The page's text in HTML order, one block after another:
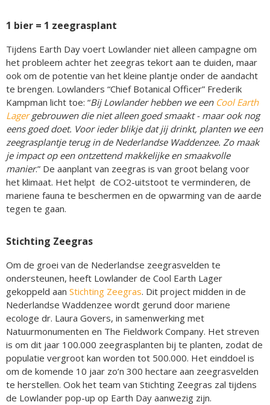
1 bier = 1 zeegrasplant
Tijdens Earth Day voert Lowlander niet alleen campagne om
het probleem achter het zeegras tekort aan te duiden, maar
ook om de potentie van het kleine plantje onder de aandacht
te brengen. Lowlanders “Chief Botanical Officer” Frederik
Kampman licht toe: “Bij Lowlander hebben we een Cool Earth
Lagergebrouwen die niet alleen goed smaakt - maar ook nog
eens goed doet. Voor ieder blikje dat jij drinkt, planten we een
zeegrasplantje terug in de Nederlandse Waddenzee. Zo maak
je impact op een ontzettend makkelijke en smaakvolle
manier.” De aanplant van zeegras is van groot belang voor
het klimaat. Het helpt de CO2-uitstoot te verminderen, de
mariene fauna te beschermen en de opwarming van de aarde
tegen te gaan.
Stichting Zeegras
Om de groei van de Nederlandse zeegrasvelden te
ondersteunen, heeft Lowlander de Cool Earth Lager
gekoppeld aan Stichting Zeegras. Dit project midden in de
Nederlandse Waddenzee wordt gerund door mariene
ecologe dr. Laura Govers, in samenwerking met
Natuurmonumenten en The Fieldwork Company. Het streven
is om dit jaar 100.000 zeegrasplanten bij te planten, zodat de
populatie vergroot kan worden tot 500.000. Het einddoel is
om de komende 10 jaar zo’n 300 hectare aan zeegrasvelden
te herstellen. Ook het team van Stichting Zeegras zal tijdens
de Lowlander pop-up op Earth Day aanwezig zijn.